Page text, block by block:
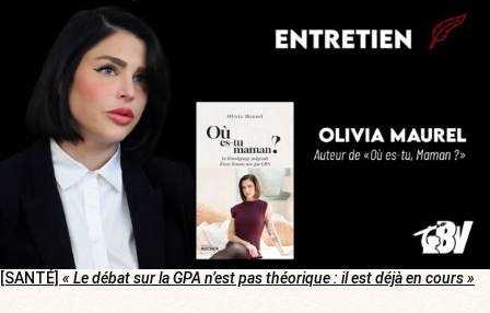
[SANTÉ] « Le débat sur la GPA n’est pas théorique : il est déjà en cours »